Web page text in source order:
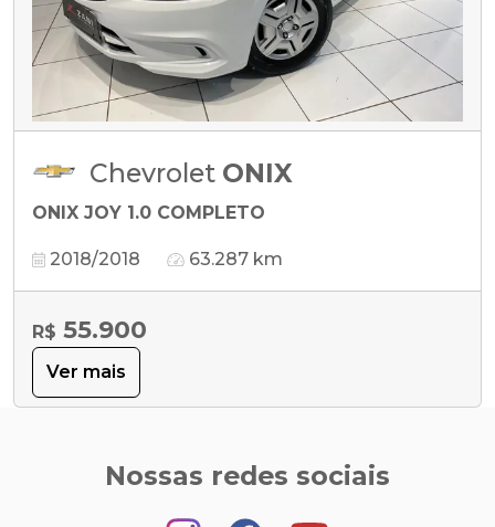
Chevrolet ONIX
ONIX JOY 1.0 COMPLETO
2018/2018 63.287 km
R$ 55.900
Ver mais
Nossas redes sociais